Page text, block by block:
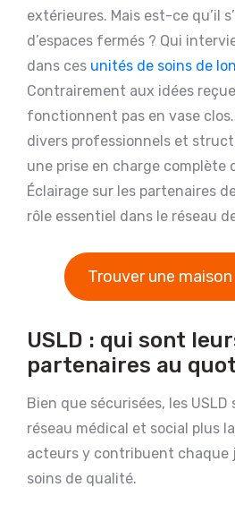
extérieures. Mais est-ce qu’il
d’espaces fermés ? Qui
dans ces unités de soins de
Contrairement aux idées
fonctionnent pas en vase
divers professionnels et
une prise en charge complète
Éclairage sur les partenaires
rôle essentiel dans le réseau
Trouver une
USLD : qui sont
partenaires au
Bien que sécurisées, les
réseau médical et social plus
acteurs y contribuent chaque
soins de qualité.